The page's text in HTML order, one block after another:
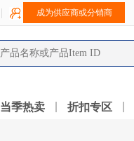
成为供应商或分销商
当季热卖 折扣专区